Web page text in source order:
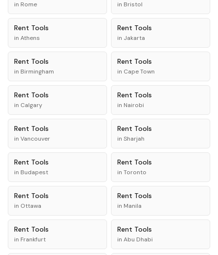
in Rome in Bristol
Rent Tools
in Athens
Rent Tools
in Jakarta
Rent Tools
in Birmingham
Rent Tools
in Cape Town
Rent Tools
in Calgary
Rent Tools
in Nairobi
Rent Tools
in Vancouver
Rent Tools
in Sharjah
Rent Tools
in Budapest
Rent Tools
in Toronto
Rent Tools
in Ottawa
Rent Tools
in Manila
Rent Tools
in Frankfurt
Rent Tools
in Abu Dhabi